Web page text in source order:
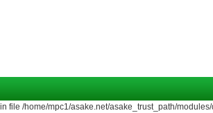
file /home/mpc1/asake.net/asake_trust_path/